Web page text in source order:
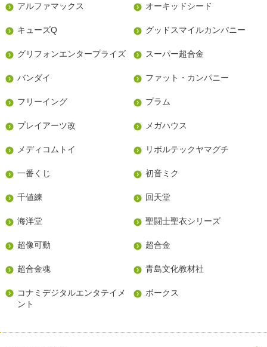
アルファマックス オーキッドシード
キューズQ グッドスマイルカンパニー
グリフォンエンタープライズ スーパー超合金
バンダイ ファット・カンパニー
フリーイング プラム
プレイアーツ改 メガハウス
メディコムトイ リボルテックヤマグチ
一番くじ 初音ミク
千値練 回天堂
海洋堂 聖闘士聖衣シリーズ
超像可動 超合金
超合金魂 青島文化教材社
コナミデジタルエンタテイメ
ント
ボークス